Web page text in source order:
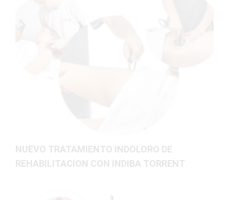
NUEVO TRATAMIENTO INDOLORO DE
REHABILITACION CON INDIBA TORRENT